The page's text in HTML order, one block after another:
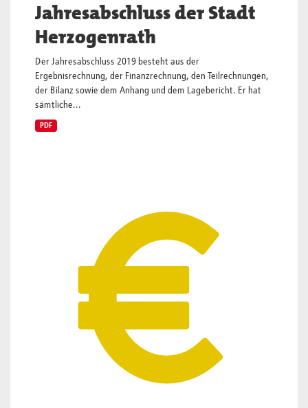
Jahresabschluss der Stadt
Herzogenrath
Der Jahresabschluss 2019 besteht aus der
Ergebnisrechnung, der Finanzrechnung, den Teilrechnungen,
der Bilanz sowie dem Anhang und dem Lagebericht. Er hat
sämtliche...
PDF